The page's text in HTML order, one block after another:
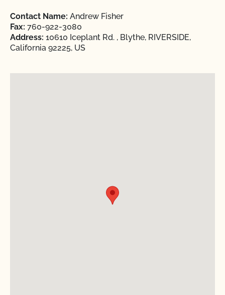
Contact Name: Andrew Fisher
Fax: 760-922-3080
Address: 10610 Iceplant Rd. , Blythe, RIVERSIDE,
California 92225, US